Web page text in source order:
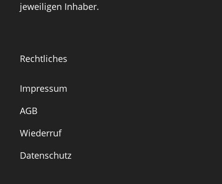
jeweiligen Inhaber.
Rechtliches
Impressum
AGB
Wiederruf
Datenschutz